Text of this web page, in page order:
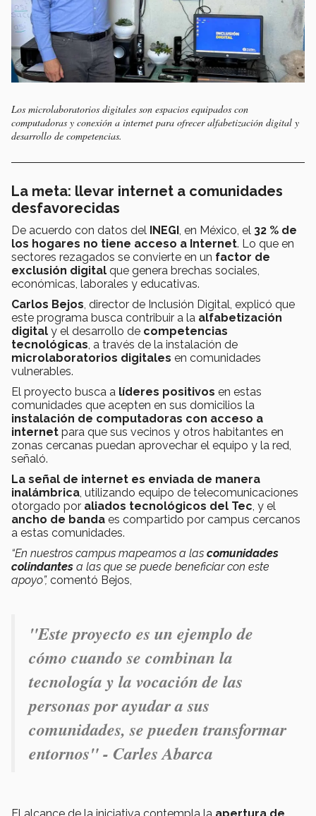
Los microlaboratorios digitales son espacios equipados con
computadoras y conexión a internet para ofrecer alfabetización digital y
desarrollo de competencias.
La meta: llevar internet a comunidades
desfavorecidas
De acuerdo con datos del INEGI, en México, el 32 % de
los hogares no tiene acceso a Internet. Lo que en
sectores rezagados se convierte en un factor de
exclusión digital que genera brechas sociales,
económicas, laborales y educativas.
Carlos Bejos, director de Inclusión Digital, explicó que
este programa busca contribuir a la alfabetización
digital y el desarrollo de competencias
tecnológicas, a través de la instalación de
microlaboratorios digitales en comunidades
vulnerables.
El proyecto busca a líderes positivos en estas
comunidades que acepten en sus domicilios la
instalación de computadoras con acceso a
internet para que sus vecinos y otros habitantes en
zonas cercanas puedan aprovechar el equipo y la red,
señaló.
La señal de internet es enviada de manera
inalámbrica, utilizando equipo de telecomunicaciones
otorgado por aliados tecnológicos del Tec, y el
ancho de banda es compartido por campus cercanos
a estas comunidades.
“En nuestros campus mapeamos a las comunidades
colindantes a las que se puede beneficiar con este
apoyo”, comentó Bejos,
"Este proyecto es un ejemplo de
cómo cuando se combinan la
tecnología y la vocación de las
personas por ayudar a sus
comunidades, se pueden transformar
entornos" - Carles Abarca